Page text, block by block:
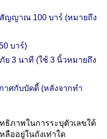
ญญาณ 100 บาร์ (หมายถึง
บาร์)
3 นาที (ใช้ 3 นิ้วหมายถึง
าศกับบัดดี้ (หลังจากทำ
ภาพในการระบุตัวเลขใต้
ลืออยู่ในถังเท่าใด